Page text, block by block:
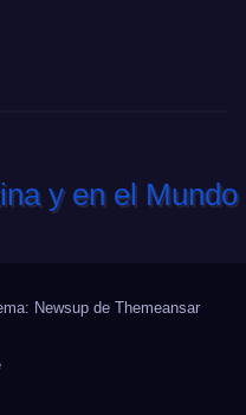
Newsup de Themeansar